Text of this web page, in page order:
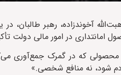
آخوندزاده، رهبر
امانتداری در امور مالی دولت
که در گمرک جمع‌آوری
شود، نه منافع شخصی.»